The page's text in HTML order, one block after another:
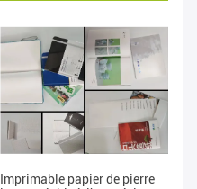
Imprimable papier de pierre